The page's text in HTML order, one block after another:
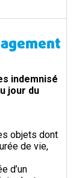
indemnisé
jour du
objets dont
de vie,
d’un